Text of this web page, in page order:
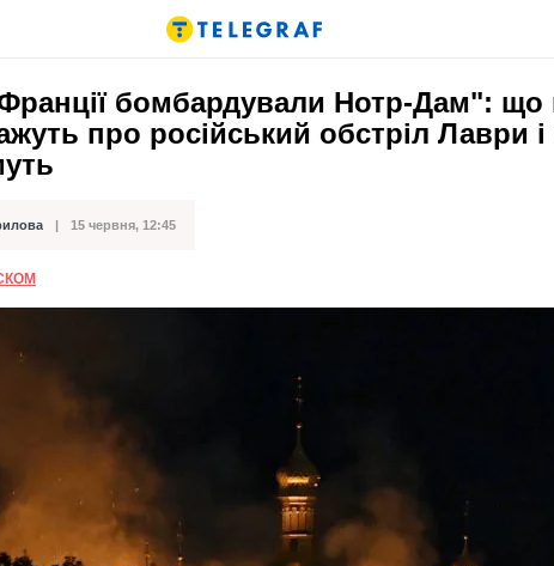
бомбардували Нотр-Дам": що
про російський обстріл Лаври
15 червня, 12:45